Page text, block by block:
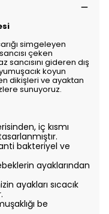
simgeleyen
çeken
sancısını gideren dış
koyun
dikişleri ve ayaktan
sunuyoruz.
iç kısmı
bakteriyel ve
ayaklarından
ayakları sıcacık
be